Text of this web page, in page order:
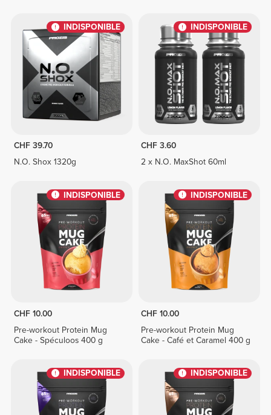
INDISPONIBLE
CHF 39.70
N.O. Shox 1320g
INDISPONIBLE
CHF 3.60
2 x N.O. MaxShot 60ml
INDISPONIBLE
CHF 10.00
Pre-workout Protein Mug
Cake - Spéculoos 400 g
INDISPONIBLE
CHF 10.00
Pre-workout Protein Mug
Cake - Café et Caramel 400 g
INDISPONIBLE INDISPONIBLE